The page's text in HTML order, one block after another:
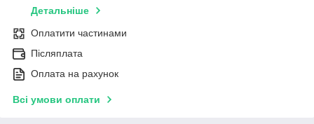
Детальніше
Оплатити частинами
Післяплата
Оплата на рахунок
Всі умови оплати